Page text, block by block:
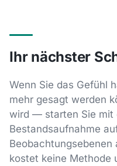
Ihr nächster
Wenn Sie das Gefühl
mehr gesagt werden
wird — starten Sie mit
Bestandsaufnahme
Beobachtungsebenen
kostet keine Methode